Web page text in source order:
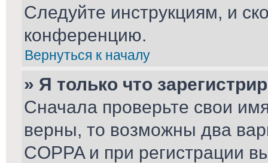
Следуйте инструкциям, и
конференцию.
Вернуться к началу
» Я только что
Сначала проверьте свои
верны, то возможны два
COPPA и при регистрации